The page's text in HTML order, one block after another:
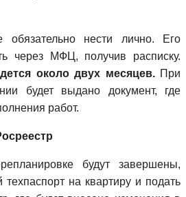
обязательно нести лично. Его
через МФЦ, получив расписку.
около двух месяцев.При
будет выдано документ, где
работ.
будут завершены,
на квартиру и подать